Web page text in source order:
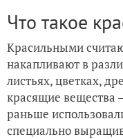
Что такое
Красильными
накапливают в
листьях, цветках,
красящие вещества
раньше
специально